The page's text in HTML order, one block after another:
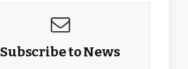
Subscribe to News